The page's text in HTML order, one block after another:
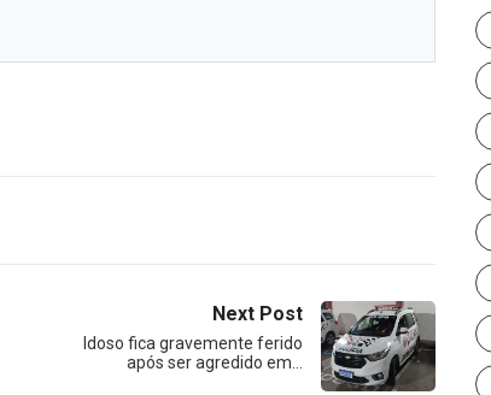
Next Post
Idoso fica gravemente ferido
após ser agredido em…